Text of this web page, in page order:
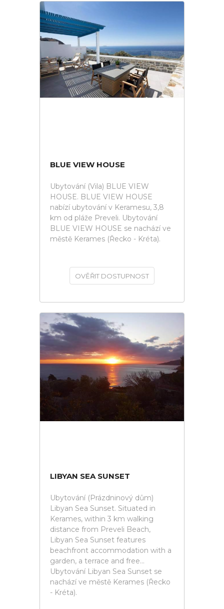
BLUE VIEW HOUSE
Ubytování (Vila) BLUE VIEW
HOUSE. BLUE VIEW HOUSE
nabízí ubytování v Keramesu, 3,8
km od pláže Preveli. Ubytování
BLUE VIEW HOUSE se nachází ve
městě Kerames (Řecko - Kréta).
OVĚŘIT DOSTUPNOST
LIBYAN SEA SUNSET
Ubytování (Prázdninový dům)
Libyan Sea Sunset. Situated in
Kerames, within 3 km walking
distance from Preveli Beach,
Libyan Sea Sunset features
beachfront accommodation with a
garden, a terrace and free...
Ubytování Libyan Sea Sunset se
nachází ve městě Kerames (Řecko
- Kréta).